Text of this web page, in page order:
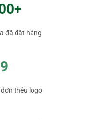
đã đặt hàng
thêu logo